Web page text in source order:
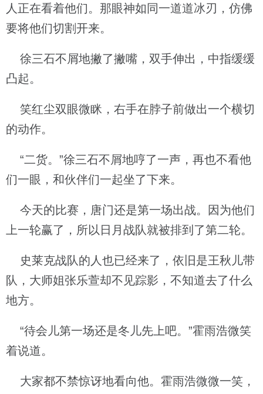
人正在看着他们。那眼神如同一道道冰刃，仿佛
要将他们切割开来。
徐三石不屑地撇了撇嘴，双手伸出，中指缓缓
凸起。
笑红尘双眼微眯，右手在脖子前做出一个横切
的动作。
“二货。”徐三石不屑地哼了一声，再也不看他
们一眼，和伙伴们一起坐了下来。
今天的比赛，唐门还是第一场出战。因为他们
上一轮赢了，所以日月战队就被排到了第二轮。
史莱克战队的人也已经来了，依旧是王秋儿带
队，大师姐张乐萱却不见踪影，不知道去了什么
地方。
“待会儿第一场还是冬儿先上吧。”霍雨浩微笑
着说道。
大家都不禁惊讶地看向他。霍雨浩微微一笑，